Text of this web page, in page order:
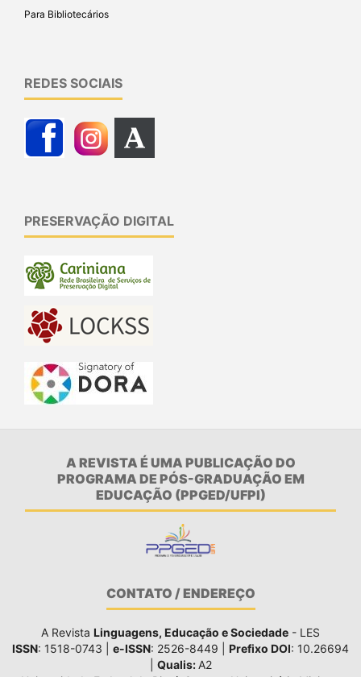
Para Bibliotecários
REDES SOCIAIS
PRESERVAÇÃO DIGITAL
A REVISTA É UMA PUBLICAÇÃO DO
PROGRAMA DE PÓS-GRADUAÇÃO EM
EDUCAÇÃO (PPGED/UFPI)
CONTATO / ENDEREÇO
A Revista Linguagens, Educação e Sociedade - LES
ISSN: 1518-0743 | e-ISSN: 2526-8449 | Prefixo DOI: 10.26694
Qualis: A2